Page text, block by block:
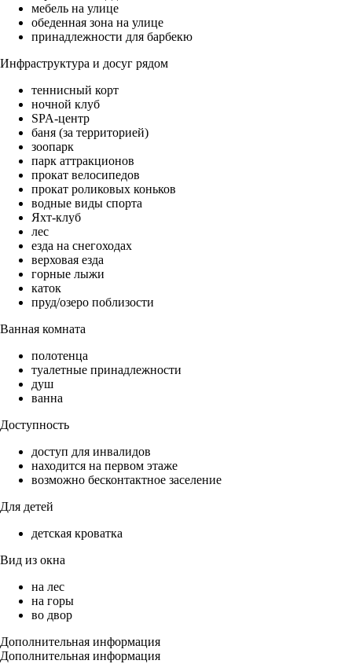
мебель на улице
обеденная зона на улице
принадлежности для барбекю
Инфраструктура и досуг рядом
теннисный корт
ночной клуб
SPA-центр
баня (за территорией)
зоопарк
парк аттракционов
прокат велосипедов
прокат роликовых коньков
водные виды спорта
Яхт-клуб
лес
езда на снегоходах
верховая езда
горные лыжи
каток
пруд/озеро поблизости
Ванная комната
полотенца
туалетные принадлежности
душ
ванна
Доступность
доступ для инвалидов
находится на первом этаже
возможно бесконтактное заселение
Для детей
детская кроватка
Вид из окна
на лес
на горы
во двор
Дополнительная информация
Дополнительная информация